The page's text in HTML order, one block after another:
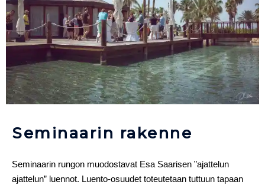
Seminaarin rakenne
Seminaarin rungon muodostavat Esa Saarisen ”ajattelun
ajattelun” luennot. Luento-osuudet toteutetaan tuttuun tapaan